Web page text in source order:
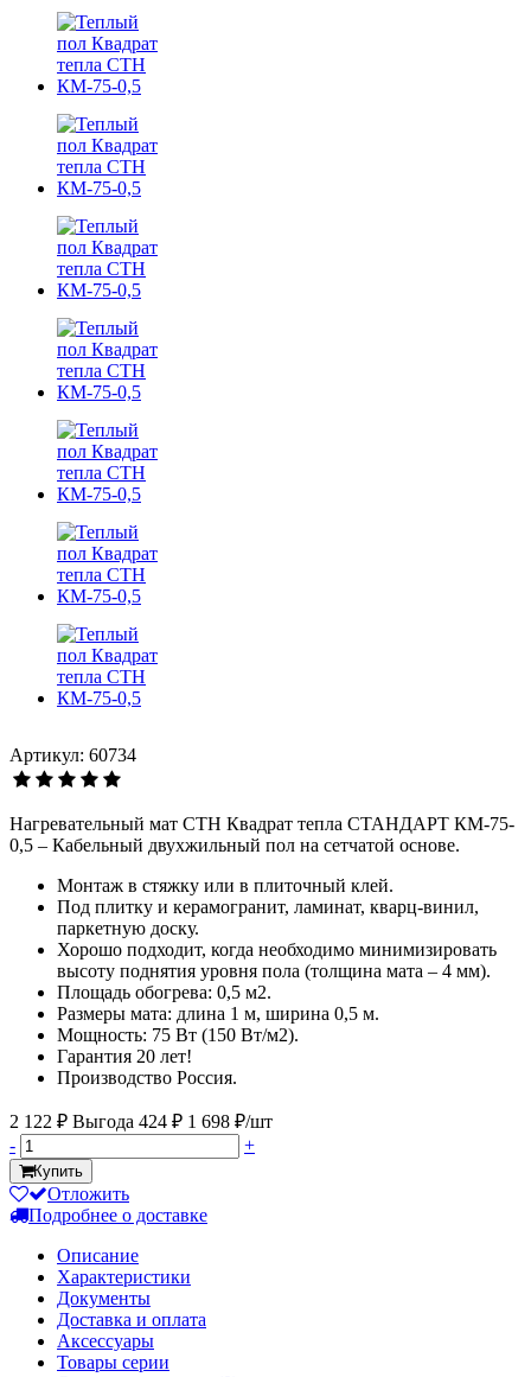
Артикул: 60734
Нагревательный мат СТН Квадрат тепла СТАНДАРТ КМ-75-
0,5 – Кабельный двухжильный пол на сетчатой основе.
Монтаж в стяжку или в плиточный клей.
Под плитку и керамогранит, ламинат, кварц-винил,
паркетную доску.
Хорошо подходит, когда необходимо минимизировать
высоту поднятия уровня пола (толщина мата – 4 мм).
Площадь обогрева: 0,5 м2.
Размеры мата: длина 1 м, ширина 0,5 м.
Мощность: 75 Вт (150 Вт/м2).
Гарантия 20 лет!
Производство Россия.
2 122 ₽ Выгода 424 ₽ 1 698 ₽/шт
-
+
Купить
Отложить
Подробнее о доставке
Описание
Характеристики
Документы
Доставка и оплата
Аксессуары
Товары серии